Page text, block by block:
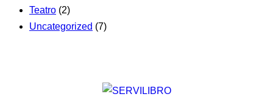
Teatro (2)
Uncategorized (7)